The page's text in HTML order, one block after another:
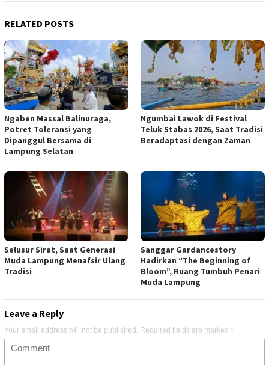
RELATED POSTS
Ngaben Massal Balinuraga,
Potret Toleransi yang
Dipanggul Bersama di
Lampung Selatan
Ngumbai Lawok di Festival
Teluk Stabas 2026, Saat Tradisi
Beradaptasi dengan Zaman
Selusur Sirat, Saat Generasi
Muda Lampung Menafsir Ulang
Tradisi
Sanggar Gardancestory
Hadirkan “The Beginning of
Bloom”, Ruang Tumbuh Penari
Muda Lampung
Leave a Reply
Your email address will not be published. Required fields are marked *